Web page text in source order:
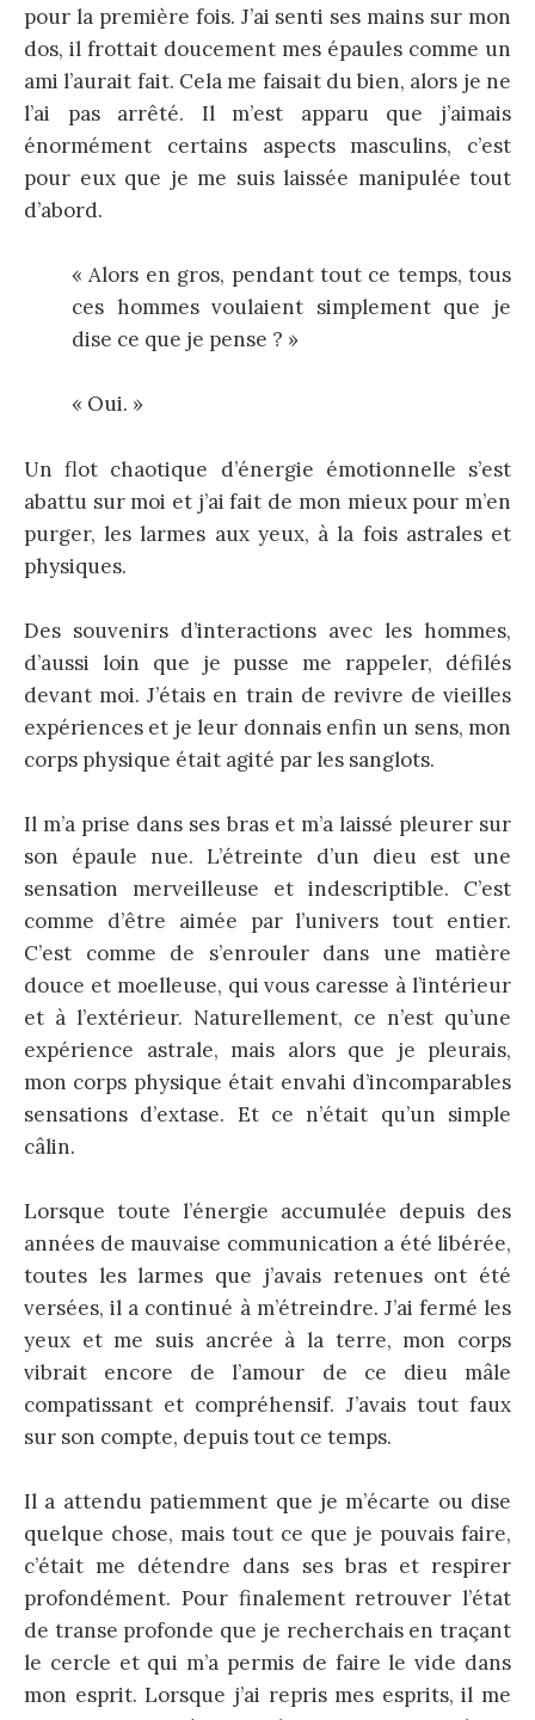
pour la première fois. J’ai senti ses mains sur mon
dos, il frottait doucement mes épaules comme un
ami l’aurait fait. Cela me faisait du bien, alors je ne
l’ai pas arrêté. Il m’est apparu que j’aimais
énormément certains aspects masculins, c’est
pour eux que je me suis laissée manipulée tout
d’abord.
« Alors en gros, pendant tout ce temps, tous
ces hommes voulaient simplement que je
dise ce que je pense ? »
« Oui. »
Un flot chaotique d’énergie émotionnelle s’est
abattu sur moi et j’ai fait de mon mieux pour m’en
purger, les larmes aux yeux, à la fois astrales et
physiques.
Des souvenirs d’interactions avec les hommes,
d’aussi loin que je pusse me rappeler, défilés
devant moi. J’étais en train de revivre de vieilles
expériences et je leur donnais enfin un sens, mon
corps physique était agité par les sanglots.
Il m’a prise dans ses bras et m’a laissé pleurer sur
son épaule nue. L’étreinte d’un dieu est une
sensation merveilleuse et indescriptible. C’est
comme d’être aimée par l’univers tout entier.
C’est comme de s’enrouler dans une matière
douce et moelleuse, qui vous caresse à l’intérieur
et à l’extérieur. Naturellement, ce n’est qu’une
expérience astrale, mais alors que je pleurais,
mon corps physique était envahi d’incomparables
sensations d’extase. Et ce n’était qu’un simple
câlin.
Lorsque toute l’énergie accumulée depuis des
années de mauvaise communication a été libérée,
toutes les larmes que j’avais retenues ont été
versées, il a continué à m’étreindre. J’ai fermé les
yeux et me suis ancrée à la terre, mon corps
vibrait encore de l’amour de ce dieu mâle
compatissant et compréhensif. J’avais tout faux
sur son compte, depuis tout ce temps.
Il a attendu patiemment que je m’écarte ou dise
quelque chose, mais tout ce que je pouvais faire,
c’était me détendre dans ses bras et respirer
profondément. Pour finalement retrouver l’état
de transe profonde que je recherchais en traçant
le cercle et qui m’a permis de faire le vide dans
mon esprit. Lorsque j’ai repris mes esprits, il me